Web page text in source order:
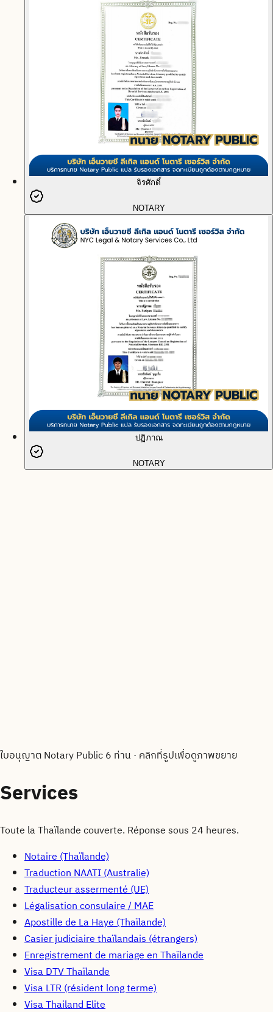
จิรศักดิ์
NOTARY
ปฏิภาณ
NOTARY
ใบอนุญาต Notary Public 6 ท่าน· คลิกที่รูปเพื่อดูภาพขยาย
Services
Toute la Thaïlande couverte. Réponse sous 24 heures.
Notaire (Thaïlande)
Traduction NAATI (Australie)
Traducteur assermenté (UE)
Légalisation consulaire / MAE
Apostille de La Haye (Thaïlande)
Casier judiciaire thaïlandais (étrangers)
Enregistrement de mariage en Thaïlande
Visa DTV Thaïlande
Visa LTR (résident long terme)
Visa Thailand Elite